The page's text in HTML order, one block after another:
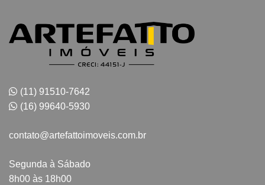
(11) 91510-7642
(16) 99640-5930
contato@artefattoimoveis.com.br
Segunda à Sábado
8h00 às 18h00